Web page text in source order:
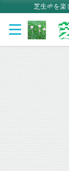
芝生🌱を楽